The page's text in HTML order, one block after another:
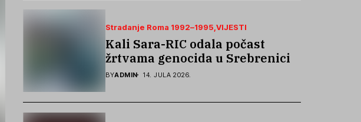
Stradanje Roma 1992–1995 VIJESTI
Kali Sara-RIC odala počast
žrtvama genocida u Srebrenici i
podsjetila na stradanje Roma iz
BYADMIN 14. JULA 2026.